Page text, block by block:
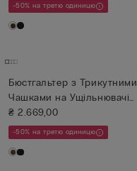
-50% на третю одиницю
Бюстгальтер з Трикутними
Чашками на Ущільнювачі
In...
₴ 2.669,00
-50% на третю одиницю